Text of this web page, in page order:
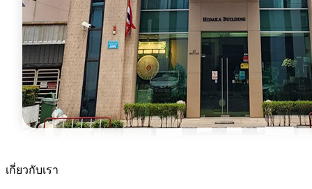
เกี่ยวกับเรา